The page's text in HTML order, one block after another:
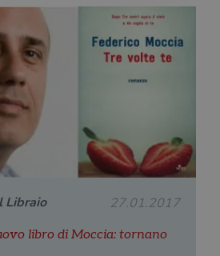
Libraio 27.01.2017
libro di Moccia: tornano